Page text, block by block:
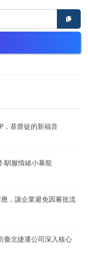
，基督徒的新福音
馴服情緒小暴龍
，讓企業避免因審批流
臺北捷運公司深入核心